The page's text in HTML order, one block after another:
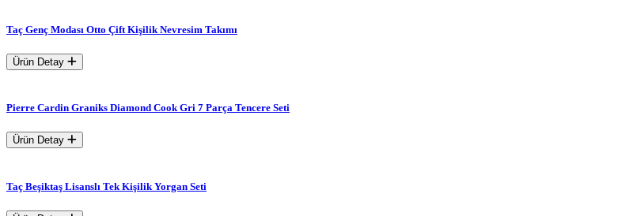
Taç Genç Modası Otto Çift Kişilik Nevresim Takımı
Ürün Detay
Pierre Cardin Graniks Diamond Cook Gri 7 Parça Tencere Seti
Ürün Detay
Taç Beşiktaş Lisanslı Tek Kişilik Yorgan Seti